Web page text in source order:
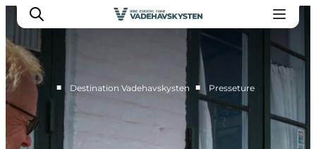
Nyheder
Presse
■ Destination Vadehavskysten ■ Presseture